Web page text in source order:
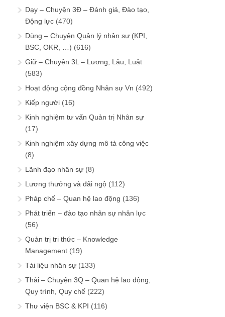
Dạy – Chuyện 3Đ – Đánh giá, Đào tạo,
Động lực (470)
Dùng – Chuyện Quản lý nhân sự (KPI,
BSC, OKR, …) (616)
Giữ – Chuyện 3L – Lương, Lậu, Luật
(583)
Hoạt động cộng đồng Nhân sự Vn (492)
Kiếp người (16)
Kinh nghiệm tư vấn Quản trị Nhân sự
(17)
Kinh nghiệm xây dựng mô tả công việc
(8)
Lãnh đạo nhân sự (8)
Lương thưởng và đãi ngộ (112)
Pháp chế – Quan hệ lao động (136)
Phát triển – đào tạo nhân sự nhân lực
(56)
Quản trị tri thức – Knowledge
Management (19)
Tài liệu nhân sự (133)
Thải – Chuyện 3Q – Quan hệ lao động,
Quy trình, Quy chế (222)
Thư viện BSC & KPI (116)